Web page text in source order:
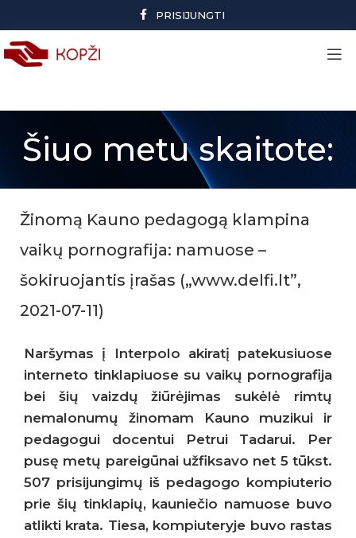
PRISIJUNGTI
Šiuo metu skaitote:
Žinomą Kauno pedagogą klampina
vaikų pornografija: namuose –
šokiruojantis įrašas („www.delfi.lt”,
2021-07-11)
Naršymas į Interpolo akiratį patekusiuose
interneto tinklapiuose su vaikų pornografija
bei šių vaizdų žiūrėjimas sukėlė rimtų
nemalonumų žinomam Kauno muzikui ir
pedagogui docentui Petrui Tadarui. Per
pusę metų pareigūnai užfiksavo net 5 tūkst.
507 prisijungimų iš pedagogo kompiuterio
prie šių tinklapių, kauniečio namuose buvo
atlikti krata. Tiesa, kompiuteryje buvo rastas